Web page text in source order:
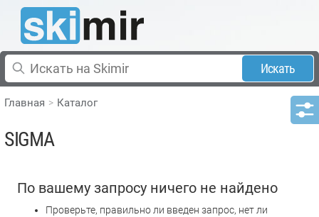
Искать
Главная Каталог
SIGMA
По вашему запросу ничего не найдено
Проверьте, правильно ли введен запрос, нет ли